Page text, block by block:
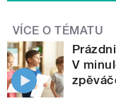
VÍCE O TÉMATU
V